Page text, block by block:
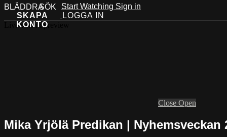
Start Watching Sign in
Live stream preview
Close Open
Mika Yrjölä Predikan | Nyhemsveckan